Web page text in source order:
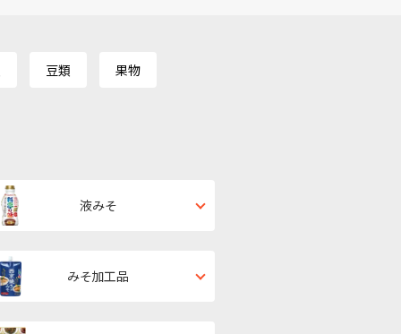
豆類 果物
液みそ
みそ加工品